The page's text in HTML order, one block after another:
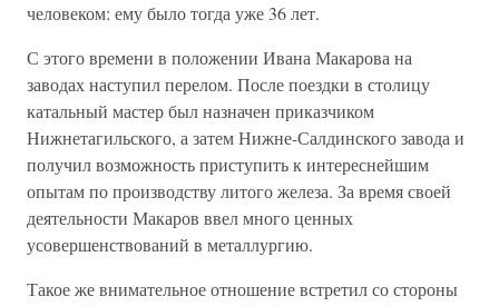
человеком: ему было тогда уже 36 лет.
С этого времени в положении Ивана Макарова на
заводах наступил перелом. После поездки в столицу
катальный мастер был назначен приказчиком
Нижнетагильского, а затем Нижне-Салдинского завода и
получил возможность приступить к интереснейшим
опытам по производству литого железа. За время своей
деятельности Макаров ввел много ценных
усовершенствований в металлургию.
Такое же внимательное отношение встретил со стороны